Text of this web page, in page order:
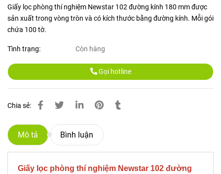
Giấy lọc phòng thí nghiệm Newstar 102 đường kính 180 mm được
sản xuất trong vòng tròn và có kích thước bằng đường kính. Mỗi gói
chứa 100 tờ.
Tình trạng: Còn hàng
Gọi hotline
Chia sẻ:
Mô tả Bình luận
Giấy lọc phòng thí nghiệm Newstar 102 đường